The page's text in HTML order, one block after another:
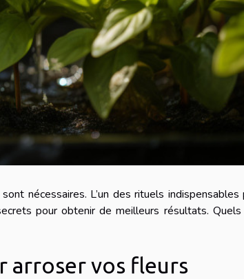
nécessaires. L’un des rituels indispensables
pour obtenir de meilleurs résultats.
arroser vos fleurs